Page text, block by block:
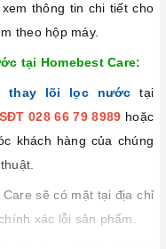
xem thông tin chi tiết cho
theo hộp máy.
tại Homebest Care:
thay lõi lọc nước tại
SĐT 028 66 79 8989 hoặc
khách hàng của chúng
sẽ có mặt tại địa chỉ
xác lỗi sản phẩm.